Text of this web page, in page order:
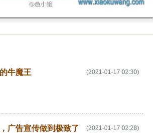
牛魔王 (2021-01-17 02:30)
广告宣传做到极致了 (2021-01-17 02:28)